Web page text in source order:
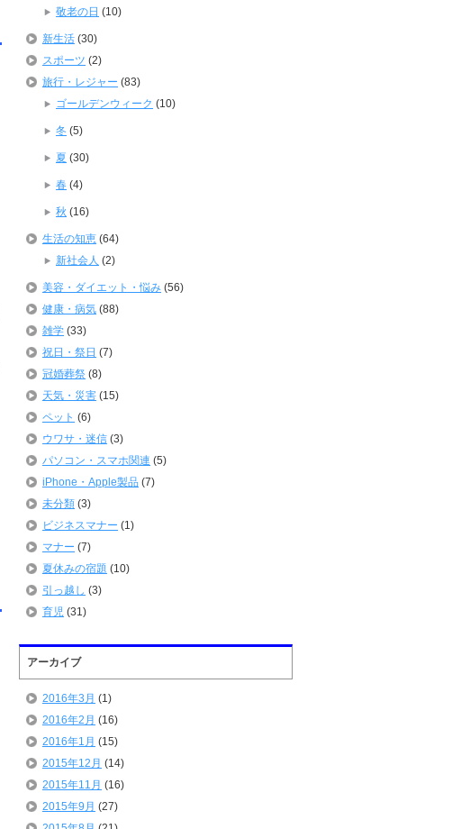
敬老の日 (10)
新生活 (30)
スポーツ (2)
旅行・レジャー (83)
ゴールデンウィーク (10)
冬 (5)
夏 (30)
春 (4)
秋 (16)
生活の知恵 (64)
新社会人 (2)
美容・ダイエット・悩み (56)
健康・病気 (88)
雑学 (33)
祝日・祭日 (7)
冠婚葬祭 (8)
天気・災害 (15)
ペット (6)
ウワサ・迷信 (3)
パソコン・スマホ関連 (5)
iPhone・Apple製品 (7)
未分類 (3)
ビジネスマナー (1)
マナー (7)
夏休みの宿題 (10)
引っ越し (3)
育児 (31)
アーカイブ
2016年3月 (1)
2016年2月 (16)
2016年1月 (15)
2015年12月 (14)
2015年11月 (16)
2015年9月 (27)